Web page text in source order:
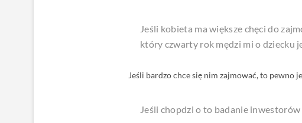
Jeśli kobieta ma większe chęci do
który czwarty rok mędzi mi o dziecku
Jeśli bardzo chce się nim zajmować, to pewno
Jeśli chopdzi o to badanie